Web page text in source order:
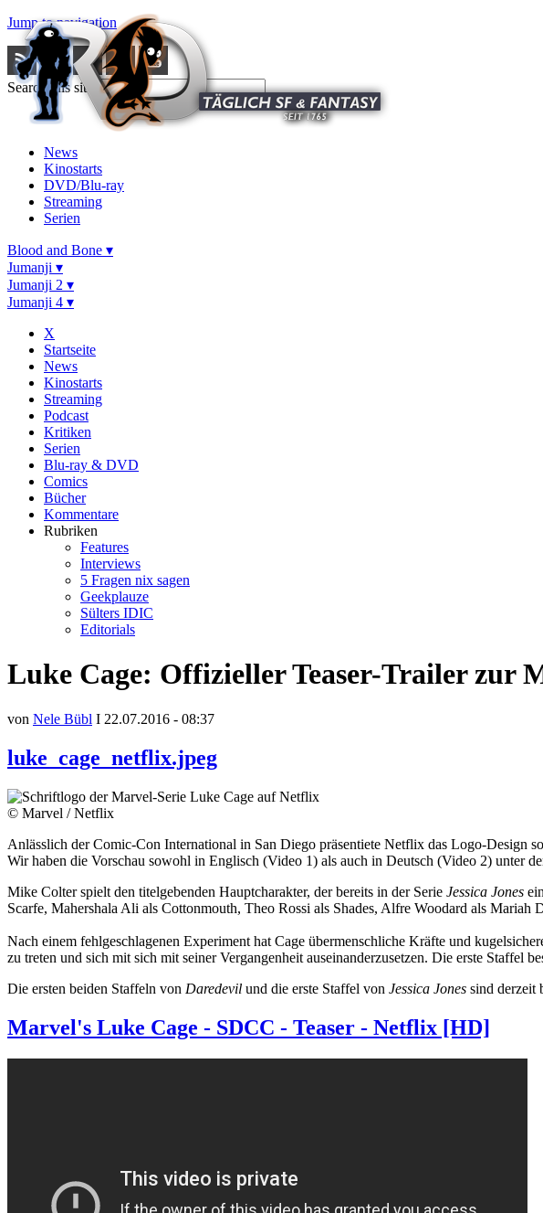
Jump to navigation
Search this site
News
Kinostarts
DVD/Blu-ray
Streaming
Serien
Blood and Bone ▾
Jumanji ▾
Jumanji 2 ▾
Jumanji 4 ▾
X
Startseite
News
Kinostarts
Streaming
Podcast
Kritiken
Serien
Blu-ray & DVD
Comics
Bücher
Kommentare
Rubriken
Features
Interviews
5 Fragen nix sagen
Geekplauze
Sülters IDIC
Editorials
Luke Cage: Offizieller Teaser-Trailer zur
von Nele Bübl I 22.07.2016 - 08:37
luke_cage_netflix.jpeg
© Marvel / Netflix
Anlässlich der Comic-Con International in San Diego präsentiete Netflix das Logo-Design
Wir haben die Vorschau sowohl in Englisch (Video 1) als auch in Deutsch (Video 2) unter
Mike Colter spielt den titelgebenden Hauptcharakter, der bereits in der Serie Jessica Jones
Scarfe, Mahershala Ali als Cottonmouth, Theo Rossi als Shades, Alfre Woodard als Mariah
Nach einem fehlgeschlagenen Experiment hat Cage übermenschliche Kräfte und
zu treten und sich mit sich mit seiner Vergangenheit auseinanderzusetzen. Die erste Staffel
Die ersten beiden Staffeln von Daredevil und die erste Staffel von Jessica Jones sind derzeit
Marvel's Luke Cage - SDCC - Teaser - Netflix [HD]